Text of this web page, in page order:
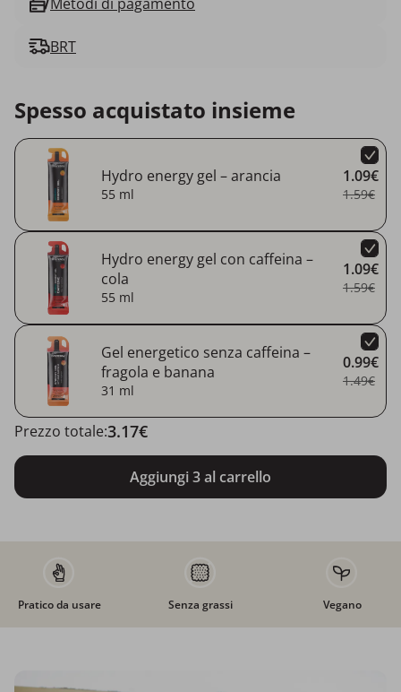
BRT
Spesso acquistato insieme
Hydro energy gel – arancia
55 ml
1.09€
1.59€
Hydro energy gel con caffeina –
cola
55 ml
1.09€
1.59€
Gel energetico senza caffeina –
fragola e banana
31 ml
0.99€
1.49€
Aggiungi 3 al carrello
Prezzo totale:3.17€
Pratico da usare Senza grassi Vegano